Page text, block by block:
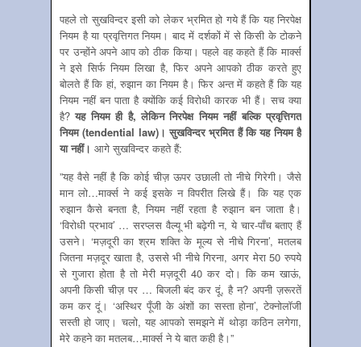
पहले तो सुखविन्‍दर इसी को लेकर भ्रमित हो गये हैं कि यह निरपेक्ष
नियम है या प्रवृत्तिगत नियम। बाद में दर्शकों में से किसी के टोकने
पर उन्‍होंने अपने आप को ठीक किया। पहले वह कहते हैं कि मार्क्‍स
ने इसे सिर्फ नियम लिखा है, फिर अपने आपको ठीक करते हुए
बोलते हैं कि हां, रुझान का नियम है। फिर अन्‍त में कहते हैं कि यह
नियम नहीं बन पाता है क्‍योंकि कई विरोधी कारक भी हैं। सच क्‍या
है?यह नियम ही है,लेकिन निरपेक्ष नियम नहीं बल्कि प्रवृत्तिगत
नियम (tendential law)। सुखविन्‍दर भ्रमित हैं कि यह नियम है
या नहीं। आगे सुखविन्‍दर कहते हैं:
”यह वैसे नहीं है कि कोई चीज़ ऊपर उछाली तो नीचे गिरेगी। जैसे
मान लो…मार्क्स ने कई इसके न विपरीत लिखे हैं। कि यह एक
रुझान कैसे बनता है, नियम नहीं रहता है रुझान बन जाता है।
‘विरोधी प्रभाव’ … सरप्लस वैल्यू भी बढ़ेगी न, ये चार-पाँच बताए हैं
उसने। ‘मज़दूरी का श्रम शक्ति के मूल्य से नीचे गिरना’, मतलब
जितना मज़दूर खाता है, उससे भी नीचे गिरना, अगर मेरा 50 रुपये
से गुजारा होता है तो मेरी मज़दूरी 40 कर दो। कि कम खाऊं,
अपनी किसी चीज़ पर … बिजली बंद कर दूं, है न? अपनी ज़रूरतें
कम कर दूं। ‘अस्थिर पूँजी के अंशों का सस्ता होना’, टेक्नोलॉजी
सस्ती हो जाए। चलो, यह आपको समझने में थोड़ा कठिन लगेगा,
मेरे कहने का मतलब…मार्क्स ने ये बात कही है।”